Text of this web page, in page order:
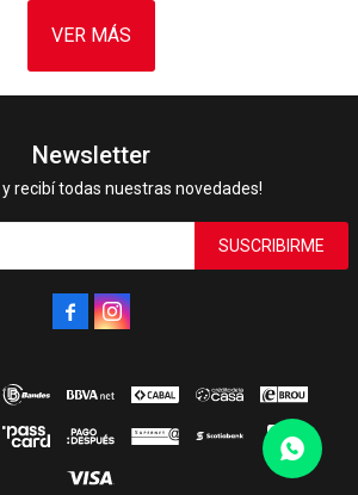
VER MÁS
Newsletter
y recibí todas nuestras novedades!
SUSCRIBIRME
 